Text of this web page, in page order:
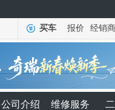
买车 报价 经销商
公司介绍 维修服务